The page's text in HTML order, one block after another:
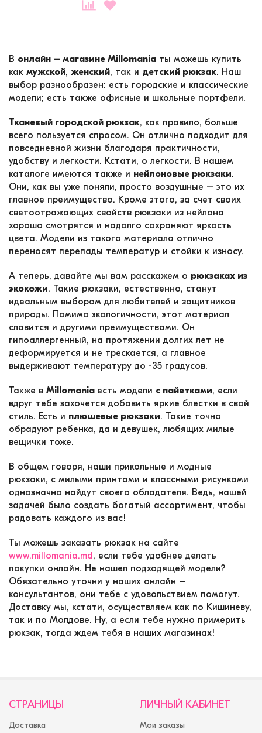
В онлайн – магазине Millomania ты можешь купить
как мужской, женский, так и детский рюкзак. Наш
выбор разнообразен: есть городские и классические
модели; есть также офисные и школьные портфели.
Тканевый городской рюкзак, как правило, больше
всего пользуется спросом. Он отлично подходит для
повседневной жизни благодаря практичности,
удобству и легкости. Кстати, о легкости. В нашем
каталоге имеются также и нейлоновые рюкзаки.
Они, как вы уже поняли, просто воздушные – это их
главное преимущество. Кроме этого, за счет своих
светоотражающих свойств рюкзаки из нейлона
хорошо смотрятся и надолго сохраняют яркость
цвета. Модели из такого материала отлично
переносят перепады температур и стойки к износу.
А теперь, давайте мы вам расскажем о рюкзаках из
экокожи. Такие рюкзаки, естественно, станут
идеальным выбором для любителей и защитников
природы. Помимо экологичности, этот материал
славится и другими преимуществами. Он
гипоаллергенный, на протяжении долгих лет не
деформируется и не трескается, а главное
выдерживают температуру до -35 градусов.
Также в Millomania есть модели с пайетками, если
вдруг тебе захочется добавить яркие блестки в свой
стиль. Есть и плюшевые рюкзаки. Такие точно
обрадуют ребенка, да и девушек, любящих милые
вещички тоже.
В общем говоря, наши прикольные и модные
рюкзаки, с милыми принтами и классными рисунками
однозначно найдут своего обладателя. Ведь, нашей
задачей было создать богатый ассортимент, чтобы
радовать каждого из вас!
Ты можешь заказать рюкзак на сайте
www.millomania.md , если тебе удобнее делать
покупки онлайн. Не нашел подходящей модели?
Обязательно уточни у наших онлайн –
консультантов, они тебе с удовольствием помогут.
Доставку мы, кстати, осуществляем как по Кишиневу,
так и по Молдове. Ну, а если тебе нужно примерить
рюкзак, тогда ждем тебя в наших магазинах!
СТРАНИЦЫ
Доставка
ЛИЧНЫЙ КАБИНЕТ
Мои заказы